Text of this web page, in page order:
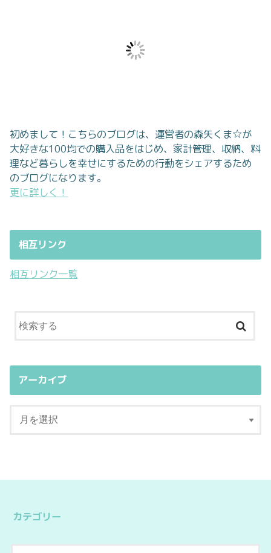
初めまして！こちらのブログは、運営者の森矢くま☆が
大好きな100均での購入品をはじめ、家計管理、収納、料
理など暮らしを幸せにするための行動をシェアするため
のブログになります。
更に詳しく！
相互リンク
相互リンク一覧
アーカイブ
カテゴリー